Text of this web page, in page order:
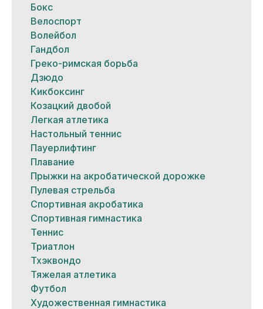
Бокс
Велоспорт
Волейбол
Гандбол
Греко-римская борьба
Дзюдо
Кикбоксинг
Козацкий двобой
Легкая атлетика
Настольный теннис
Пауерлифтинг
Плавание
Прыжки на акробатической дорожке
Пулевая стрельба
Спортивная акробатика
Спортивная гимнастика
Теннис
Триатлон
Тхэквондо
Тяжелая атлетика
Футбол
Художественная гимнастика